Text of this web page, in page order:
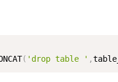
( 'drop table ' ,